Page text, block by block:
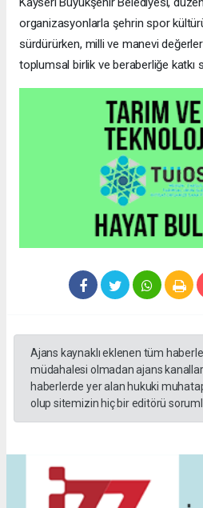
organizasyonlarla şehrin spor
sürdürürken, milli ve manevi
toplumsal birlik ve beraberliğe katkı
Ajans kaynaklı eklenen tüm
müdahalesi olmadan ajans
haberlerde yer alan hukuki
olup sitemizin hiç bir editörü